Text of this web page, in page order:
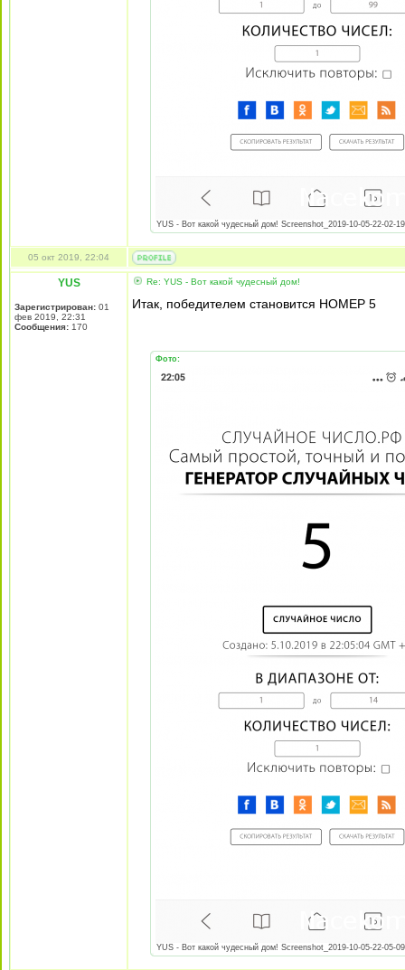
YUS - Вот какой чудесный дом! Screenshot_2019-10-05-22-02-
05 окт 2019, 22:04
YUS
Зарегистрирован: 01
фев 2019, 22:31
Сообщения: 170
Re: YUS - Вот какой чудесный дом!
Итак, победителем становится НОМЕР 5
Фото:
YUS - Вот какой чудесный дом! Screenshot_2019-10-05-22-05-